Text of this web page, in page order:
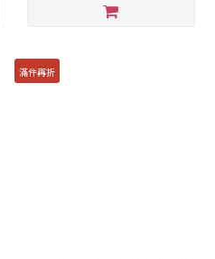
滿件再折